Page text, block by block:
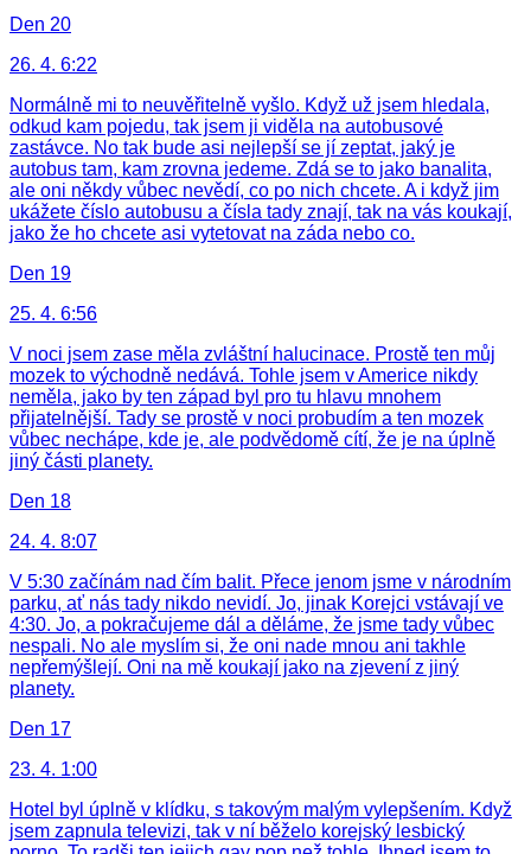
Den 20
26. 4. 6:22
Normálně mi to neuvěřitelně vyšlo. Když už jsem hledala,
odkud kam pojedu, tak jsem ji viděla na autobusové
zastávce. No tak bude asi nejlepší se jí zeptat, jaký je
autobus tam, kam zrovna jedeme. Zdá se to jako banalita,
ale oni někdy vůbec nevědí, co po nich chcete. A i když jim
ukážete číslo autobusu a čísla tady znají, tak na vás koukají,
jako že ho chcete asi vytetovat na záda nebo co.
Den 19
25. 4. 6:56
V noci jsem zase měla zvláštní halucinace. Prostě ten můj
mozek to východně nedává. Tohle jsem v Americe nikdy
neměla, jako by ten západ byl pro tu hlavu mnohem
přijatelnější. Tady se prostě v noci probudím a ten mozek
vůbec nechápe, kde je, ale podvědomě cítí, že je na úplně
jiný části planety.
Den 18
24. 4. 8:07
V 5:30 začínám nad čím balit. Přece jenom jsme v národním
parku, ať nás tady nikdo nevidí. Jo, jinak Korejci vstávají ve
4:30. Jo, a pokračujeme dál a děláme, že jsme tady vůbec
nespali. No ale myslím si, že oni nade mnou ani takhle
nepřemýšlejí. Oni na mě koukají jako na zjevení z jiný
planety.
Den 17
23. 4. 1:00
Hotel byl úplně v klídku, s takovým malým vylepšením. Když
jsem zapnula televizi, tak v ní běželo korejský lesbický